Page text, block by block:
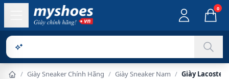
0
Sản phẩm c
/ Giày Sneaker Chính Hãng / Giày Sneaker Nam / Giày Lacoste